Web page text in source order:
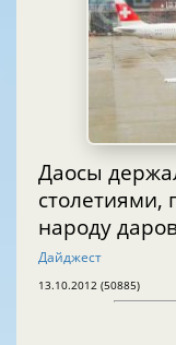
Даосы
столетиями,
народу
Дайджест
13.10.2012 (50885)